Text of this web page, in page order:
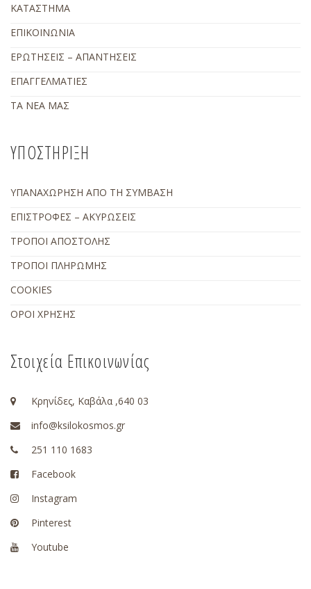
ΚΑΤΑΣΤΗΜΑ
ΕΠΙΚΟΙΝΩΝΙΑ
ΕΡΩΤΗΣΕΙΣ – ΑΠΑΝΤΗΣΕΙΣ
ΕΠΑΓΓΕΛΜΑΤΙΕΣ
ΤΑ ΝΕΑ ΜΑΣ
ΥΠΟΣΤΗΡΙΞΗ
ΥΠΑΝΑΧΩΡΗΣΗ ΑΠΟ ΤΗ ΣΥΜΒΑΣΗ
ΕΠΙΣΤΡΟΦΕΣ – ΑΚΥΡΩΣΕΙΣ
ΤΡΟΠΟΙ ΑΠΟΣΤΟΛΗΣ
ΤΡΟΠΟΙ ΠΛΗΡΩΜΗΣ
COOKIES
ΟΡΟΙ ΧΡΗΣΗΣ
Στοιχεία Επικοινωνίας
Κρηνίδες, Καβάλα ,640 03
info@ksilokosmos.gr
251 110 1683
Facebook
Instagram
Pinterest
Youtube